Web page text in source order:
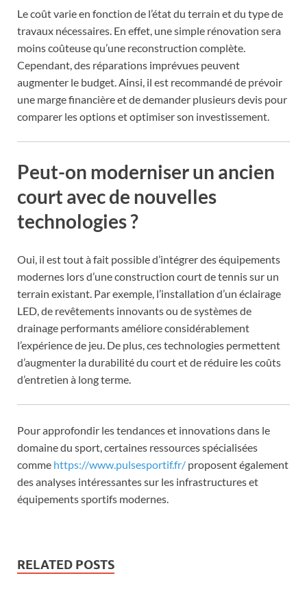
Le coût varie en fonction de l’état du terrain et du type de
travaux nécessaires. En effet, une simple rénovation sera
moins coûteuse qu’une reconstruction complète.
Cependant, des réparations imprévues peuvent
augmenter le budget. Ainsi, il est recommandé de prévoir
une marge financière et de demander plusieurs devis pour
comparer les options et optimiser son investissement.
Peut-on moderniser un ancien
court avec de nouvelles
technologies ?
Oui, il est tout à fait possible d’intégrer des équipements
modernes lors d’une construction court de tennis sur un
terrain existant. Par exemple, l’installation d’un éclairage
LED, de revêtements innovants ou de systèmes de
drainage performants améliore considérablement
l’expérience de jeu. De plus, ces technologies permettent
d’augmenter la durabilité du court et de réduire les coûts
d’entretien à long terme.
Pour approfondir les tendances et innovations dans le
domaine du sport, certaines ressources spécialisées
comme https://www.pulsesportif.fr/ proposent également
des analyses intéressantes sur les infrastructures et
équipements sportifs modernes.
RELATED POSTS